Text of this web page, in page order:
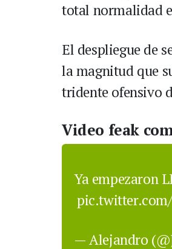
total normalidad
El despliegue de
la magnitud que
tridente ofensivo
Video feak
Ya empezaron
— Alejandro